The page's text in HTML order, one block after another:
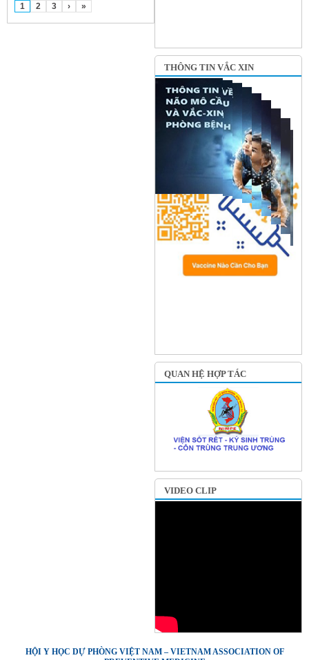
1 2 3 › »
THÔNG TIN VẮC XIN
QUAN HỆ HỢP TÁC
VIDEO CLIP
HỘI Y HỌC DỰ PHÒNG VIỆT NAM – VIETNAM ASSOCIATION OF